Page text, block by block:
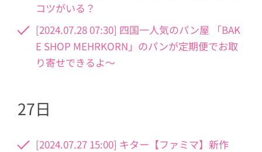
コツがいる？
[2024.07.28 07:30] 四国一人気のパン屋 「BAK
E SHOP MEHRKORN」のパンが定期便でお取
り寄せできるよ～
27日
[2024.07.27 15:00] キター【ファミマ】新作